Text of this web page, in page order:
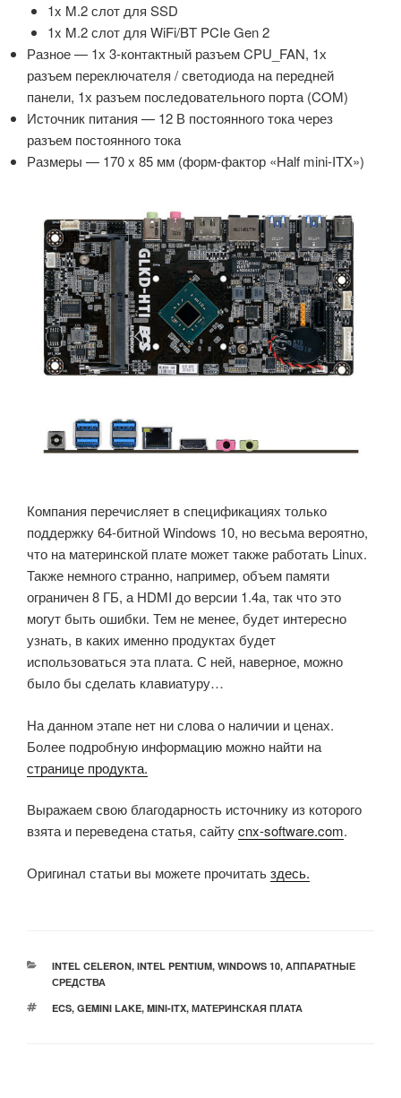
1x M.2 слот для SSD
1x M.2 слот для WiFi/BT PCIe Gen 2
Разное — 1х 3-контактный разъем CPU_FAN, 1х
разъем переключателя / светодиода на передней
панели, 1х разъем последовательного порта (COM)
Источник питания — 12 В постоянного тока через
разъем постоянного тока
Размеры — 170 x 85 мм (форм-фактор «Half mini-ITX»)
Компания перечисляет в спецификациях только
поддержку 64-битной Windows 10, но весьма вероятно,
что на материнской плате может также работать Linux.
Также немного странно, например, объем памяти
ограничен 8 ГБ, а HDMI до версии 1.4a, так что это
могут быть ошибки. Тем не менее, будет интересно
узнать, в каких именно продуктах будет
использоваться эта плата. С ней, наверное, можно
было бы сделать клавиатуру…
На данном этапе нет ни слова о наличии и ценах.
Более подробную информацию можно найти на
странице продукта.
Выражаем свою благодарность источнику из которого
взята и переведена статья, сайтуcnx-software.com.
Оригинал статьи вы можете прочитатьздесь.
РУБРИКИ
INTEL CELERON, INTEL PENTIUM, WINDOWS 10, АППАРАТНЫЕ
СРЕДСТВА
МЕТКИ
ECS, GEMINI LAKE, MINI-ITX, МАТЕРИНСКАЯ ПЛАТА